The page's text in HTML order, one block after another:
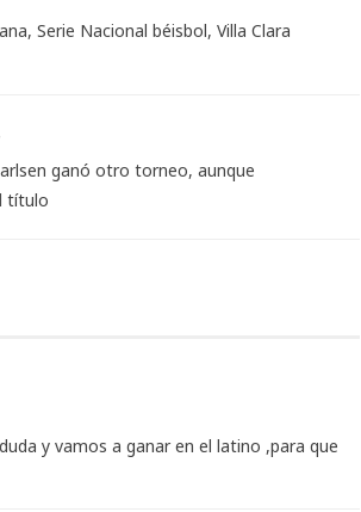
, Serie Nacional béisbol, Villa Clara
ganó otro torneo, aunque
título
y vamos a ganar en el latino ,para que